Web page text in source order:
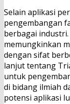
Selain aplikasi
pengembangan
berbagai
memungkinkan
dengan sifat
lanjut tentang
untuk
di bidang ilmiah
potensi aplikasi